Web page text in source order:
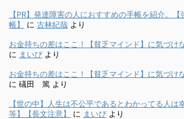
【PR】発達障害の人におすすめの手帳を紹介。
帳】
に 古林紀哉 より
お金持ちの差はここ！【貧乏マインド】に気づけ
に まいぴより
お金持ちの差はここ！【貧乏マインド】に気づけ
に 礒田 篤 より
【世の中】人生は不公平であるとわかってる人は
等】【長文注意】
に まいぴより